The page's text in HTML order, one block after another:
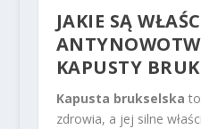
JAKIE SĄ
KAPUSTY
Kapusta brukselska
zdrowia, a jej silne